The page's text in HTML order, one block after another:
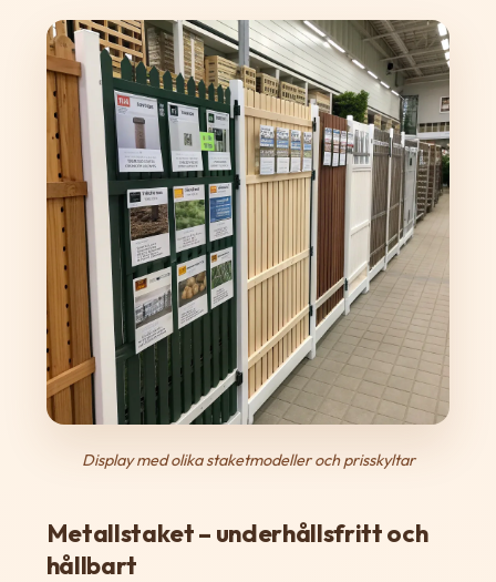
Display med olika staketmodeller och prisskyltar
Metallstaket – underhållsfritt och
hållbart